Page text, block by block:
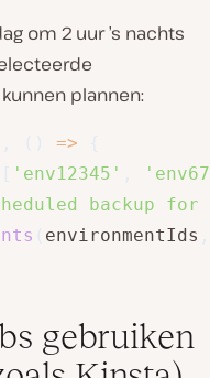
om 2 uur ’s nachts
plannen:
=>
'env12345'
backup
environmentIds
gebruiken